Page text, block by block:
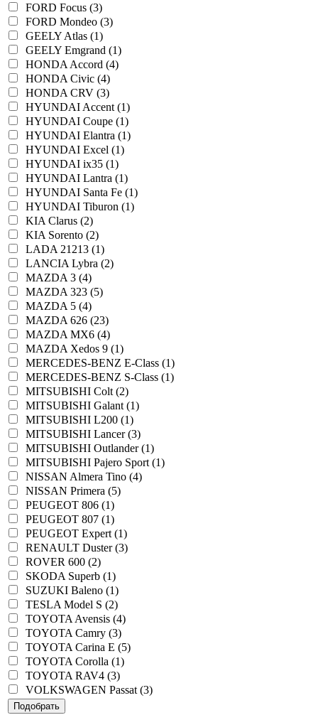
FORD Focus (3)
FORD Mondeo (3)
GEELY Atlas (1)
GEELY Emgrand (1)
HONDA Accord (4)
HONDA Civic (4)
HONDA CRV (3)
HYUNDAI Accent (1)
HYUNDAI Coupe (1)
HYUNDAI Elantra (1)
HYUNDAI Excel (1)
HYUNDAI ix35 (1)
HYUNDAI Lantra (1)
HYUNDAI Santa Fe (1)
HYUNDAI Tiburon (1)
KIA Clarus (2)
KIA Sorento (2)
LADA 21213 (1)
LANCIA Lybra (2)
MAZDA 3 (4)
MAZDA 323 (5)
MAZDA 5 (4)
MAZDA 626 (23)
MAZDA MX6 (4)
MAZDA Xedos 9 (1)
MERCEDES-BENZ E-Class (1)
MERCEDES-BENZ S-Class (1)
MITSUBISHI Colt (2)
MITSUBISHI Galant (1)
MITSUBISHI L200 (1)
MITSUBISHI Lancer (3)
MITSUBISHI Outlander (1)
MITSUBISHI Pajero Sport (1)
NISSAN Almera Tino (4)
NISSAN Primera (5)
PEUGEOT 806 (1)
PEUGEOT 807 (1)
PEUGEOT Expert (1)
RENAULT Duster (3)
ROVER 600 (2)
SKODA Superb (1)
SUZUKI Baleno (1)
TESLA Model S (2)
TOYOTA Avensis (4)
TOYOTA Camry (3)
TOYOTA Carina E (5)
TOYOTA Corolla (1)
TOYOTA RAV4 (3)
VOLKSWAGEN Passat (3)
Подобрать